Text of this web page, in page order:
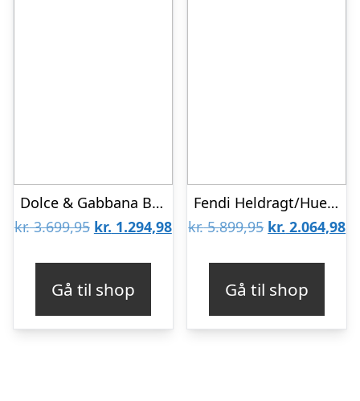
Dolce & Gabbana Bluse – Uld – Light Therapy – Sort m. Sten
kr.3.699,95 Den
kr. 3.699,95.
kr. 1.294,98Den
kr. 1.294,98.
Gå til shop
Fendi Heldragt/Hue – Uld – Hvid/Rosa
kr.5.899,95 Den
kr. 5.899,95.
kr. 2.064,98
Gå til shop